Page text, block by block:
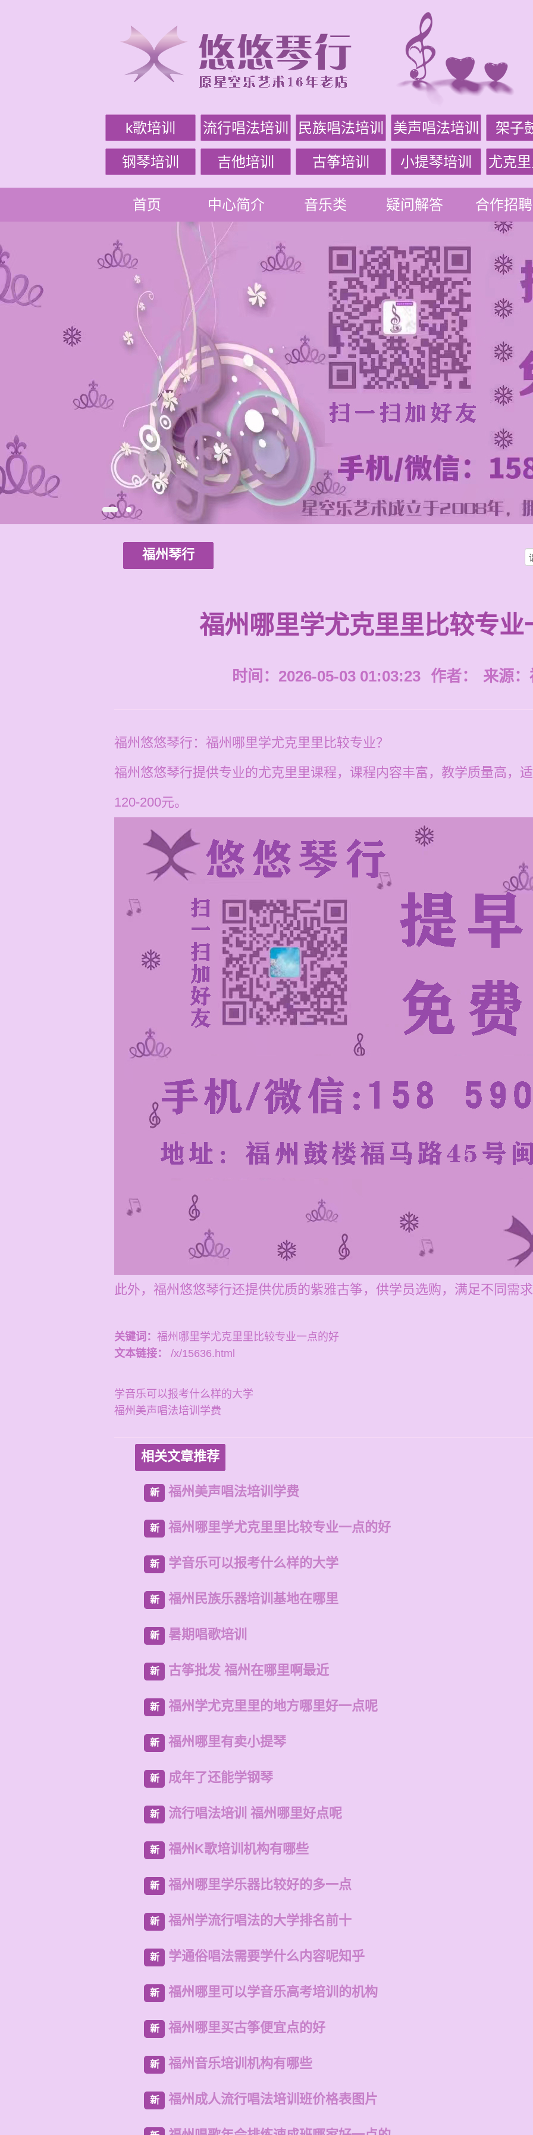
k歌培训 流行唱法培训 民族唱法培训 美声唱法培训 架子
钢琴培训 吉他培训 古筝培训 小提琴培训 尤克
首页 中心简介 音乐类 疑问解答 合作招聘
福州琴行
福州哪里学尤克里里比较专业
时间：2026-05-03 01:03:23 作者： 来源：
福州悠悠琴行：福州哪里学尤克里里比较专业？
福州悠悠琴行提供专业的尤克里里课程，课程内容丰富，教学质量高，
120-200元。
此外，福州悠悠琴行还提供优质的紫雅古筝，供学员选购，满足不同需
关键词： 福州哪里学尤克里里比较专业一点的好
文本链接：
/x/15636.html
学音乐可以报考什么样的大学
福州美声唱法培训学费
相关文章推荐
新 福州美声唱法培训学费
新 福州哪里学尤克里里比较专业一点的好
新 学音乐可以报考什么样的大学
新 福州民族乐器培训基地在哪里
新 暑期唱歌培训
新 古筝批发 福州在哪里啊最近
新 福州学尤克里里的地方哪里好一点呢
新 福州哪里有卖小提琴
新 成年了还能学钢琴
新 流行唱法培训 福州哪里好点呢
新 福州K歌培训机构有哪些
新 福州哪里学乐器比较好的多一点
新 福州学流行唱法的大学排名前十
新 学通俗唱法需要学什么内容呢知乎
新 福州哪里可以学音乐高考培训的机构
新 福州哪里买古筝便宜点的好
新 福州音乐培训机构有哪些
新 福州成人流行唱法培训班价格表图片